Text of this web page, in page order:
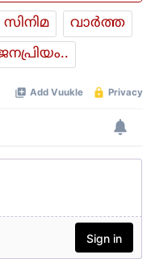
സിനിമ
വാര്‍ത്ത